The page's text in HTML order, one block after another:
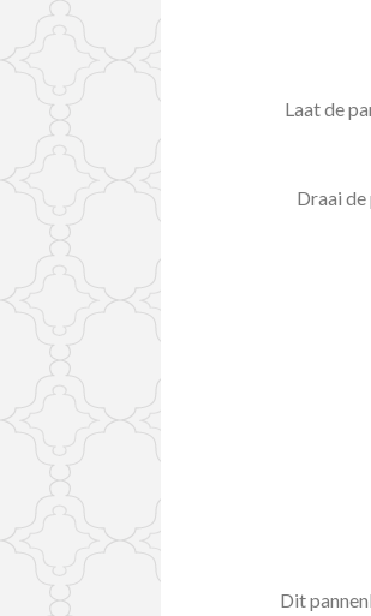
Laat de
Draai
Dit